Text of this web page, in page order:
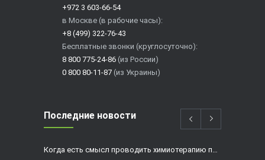
+972 3 603-66-54
в Москве (в рабочие часы):
+8 (499) 322-76-43
Бесплатные звонки (круглосуточно):
8 800 775-24-86 (из России)
0 800 80-11-87 (из Украины)
Последние новости